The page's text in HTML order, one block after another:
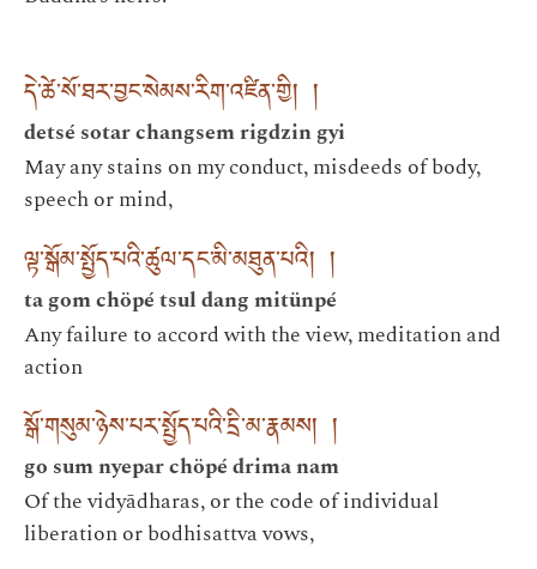
དེ་ཚེ་སོ་ཐར་བྱང་སེམས་རིག་འཛིན་གྱི། །
detsé sotar changsem rigdzin gyi
May any stains on my conduct, misdeeds of body,
speech or mind,
ལྟ་སྒོམ་སྤྱོད་པའི་ཚུལ་དང་མི་མཐུན་པའི། །
ta gom chöpé tsul dang mitünpé
Any failure to accord with the view, meditation and
action
སྒོ་གསུམ་ཉེས་པར་སྤྱོད་པའི་དྲི་མ་རྣམས། །
go sum nyepar chöpé drima nam
Of the vidyādharas, or the code of individual
liberation or bodhisattva vows,